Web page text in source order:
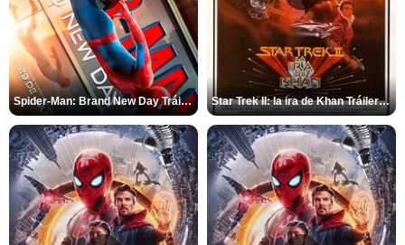
Spider-Man: Brand New Day Tráiler (3) Star Trek II: la ira de Khan Tráiler VO